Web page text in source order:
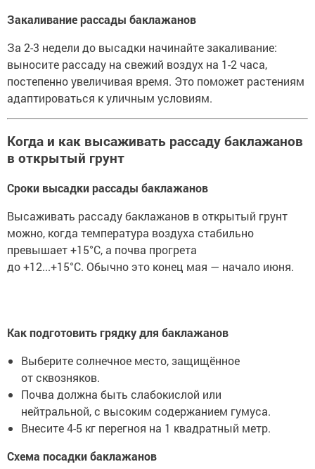
Закаливание рассады баклажанов
За 2-3 недели до высадки начинайте закаливание:
выносите рассаду на свежий воздух на 1-2 часа,
постепенно увеличивая время. Это поможет растениям
адаптироваться к уличным условиям.
Когда и как высаживать рассаду баклажанов
в открытый грунт
Сроки высадки рассады баклажанов
Высаживать рассаду баклажанов в открытый грунт
можно, когда температура воздуха стабильно
превышает +15°C, а почва прогрета
до +12...+15°C. Обычно это конец мая — начало июня.
Как подготовить грядку для баклажанов
Выберите солнечное место, защищённое
от сквозняков.
Почва должна быть слабокислой или
нейтральной, с высоким содержанием гумуса.
Внесите 4-5 кг перегноя на 1 квадратный метр.
Схема посадки баклажанов